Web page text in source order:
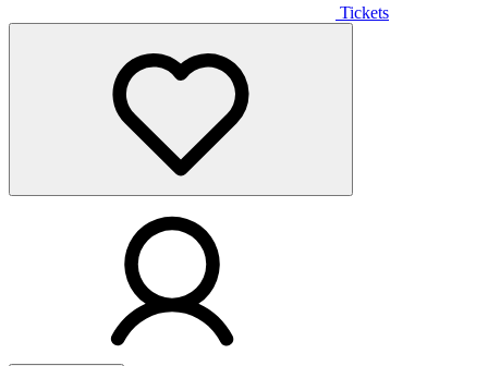
Tickets